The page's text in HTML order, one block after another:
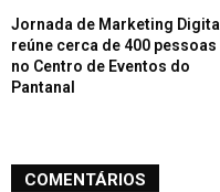
Jornada de Marketing Digital
reúne cerca de 400 pessoas
no Centro de Eventos do
Pantanal
COMENTÁRIOS